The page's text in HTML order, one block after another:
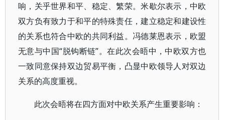
响，关乎世界和平、稳定、繁荣。米歇尔表示，中欧
双方负有致力于和平的特殊责任，建立稳定和建设性
的关系也符合中欧的共同利益。冯德莱恩表示，欧盟
无意与中国“脱钩断链”。在此次会晤中，中欧双方也
一致同意保持双边贸易平衡，凸显中欧领导人对双边
关系的高度重视。
此次会晤将在四方面对中欧关系产生重要影响：